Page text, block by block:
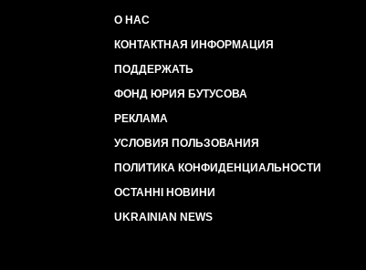
О НАС
КОНТАКТНАЯ ИНФОРМАЦИЯ
ПОДДЕРЖАТЬ
ФОНД ЮРИЯ БУТУСОВА
РЕКЛАМА
УСЛОВИЯ ПОЛЬЗОВАНИЯ
ПОЛИТИКА КОНФИДЕНЦИАЛЬНОСТИ
ОСТАННІ НОВИНИ
UKRAINIAN NEWS